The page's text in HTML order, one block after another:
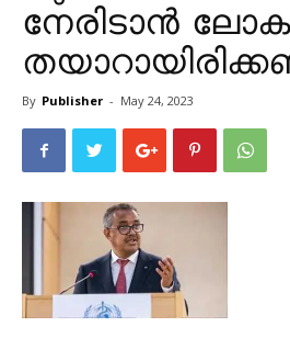
നേരിടാൻ
By Publisher - May 24, 2023